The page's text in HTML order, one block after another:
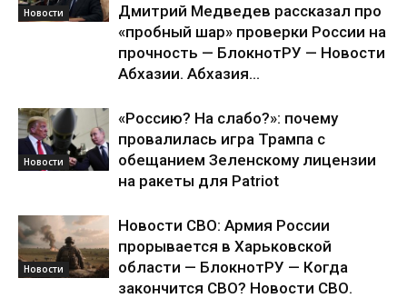
Новости
Дмитрий Медведев рассказал про
«пробный шар» проверки России на
прочность — БлокнотРУ — Новости
Абхазии. Абхазия...
Новости
«Россию? На слабо?»: почему
провалилась игра Трампа с
обещанием Зеленскому лицензии
на ракеты для Patriot
Новости
Новости СВО: Армия России
прорывается в Харьковской
области — БлокнотРУ — Когда
закончится СВО? Новости СВО.